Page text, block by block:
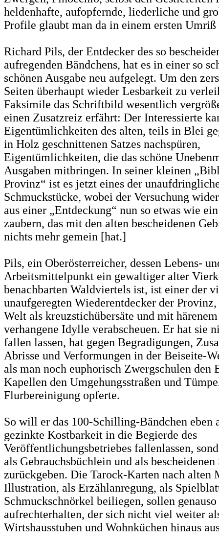
heldenhafte, aufopfernde, liederliche und
Profile glaubt man da in einem ersten Umriß
Richard Pils, der Entdecker des so
aufregenden Bändchens, hat es in einer so
schönen Ausgabe neu aufgelegt. Um den
Seiten überhaupt wieder Lesbarkeit zu
Faksimile das Schriftbild wesentlich
einen Zusatzreiz erfährt: Der Interessierte
Eigentümlichkeiten des alten, teils in Blei
in Holz geschnittenen Satzes nachspüren,
Eigentümlichkeiten, die das schöne
Ausgaben mitbringen. In seiner kleinen
Provinz“ ist es jetzt eines der
Schmuckstücke, wobei der Versuchung
aus einer „Entdeckung“ nun so etwas wie
zaubern, das mit den alten bescheidenen
nichts mehr gemein [hat.]
Pils, ein Oberösterreicher, dessen Lebens-
Arbeitsmittelpunkt ein gewaltiger alter
benachbarten Waldviertels ist, ist einer der
unaufgeregten Wiederentdecker der
Welt als kreuzstichübersäte und mit
verhangene Idylle verabscheuen. Er hat sie
fallen lassen, hat gegen Begradigungen,
Abrisse und Verformungen in der Beiseite-
als man noch euphorisch Zwergschulen den
Kapellen den Umgehungsstraßen und
Flurbereinigung opferte.
So will er das 100-Schilling-Bändchen eben
gezinkte Kostbarkeit in die Begierde des
Veröffentlichungsbetriebes fallenlassen,
als Gebrauchsbüchlein und als
zurückgeben. Die Tarock-Karten nach alten
Illustration, als Erzählanregung, als
Schmuckschnörkel beiliegen, sollen
aufrechterhalten, der sich nicht viel weiter
Wirtshausstuben und Wohnküchen hinaus